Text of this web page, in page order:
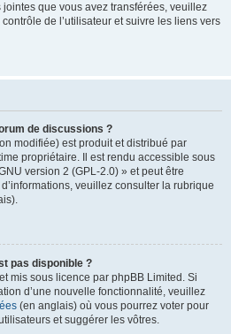
que vous avez transférées, veuillez
de l’utilisateur et suivre les liens vers
de discussions ?
modifiée) est produit et distribué par
propriétaire. Il est rendu accessible sous
version 2 (GPL-2.0) » et peut être
veuillez consulter la rubrique
pas disponible ?
mis sous licence par phpBB Limited. Si
d’une nouvelle fonctionnalité, veuillez
(en anglais) où vous pourrez voter pour
et suggérer les vôtres.